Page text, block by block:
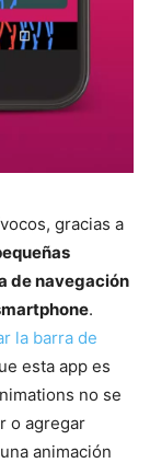
gracias a
de navegación
.
la barra de
esta app es
no se
o agregar
animación